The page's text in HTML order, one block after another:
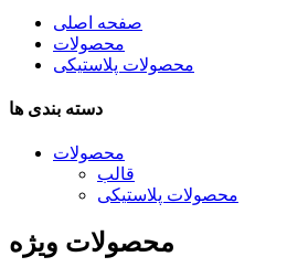
صفحه اصلی
محصولات
محصولات پلاستیکی
دسته بندی ها
محصولات
قالب
محصولات پلاستیکی
محصولات ویژه